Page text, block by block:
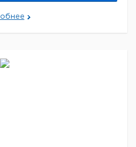
Bio-one и т.д.